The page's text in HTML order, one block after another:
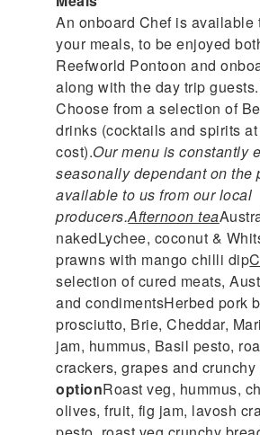
An onboard Chef is available
your meals, to be enjoyed
Reefworld Pontoon and
along with the day trip guests.
Choose from a selection of
drinks (cocktails and spirits
cost).Our menu is constantly
seasonally dependant on the
available to us from our local
producers.Afternoon tea
nakedLychee, coconut &
prawns with mango chilli dip
selection of cured meats,
and condimentsHerbed pork
prosciutto, Brie, Cheddar,
jam, hummus, Basil pesto,
crackers, grapes and
optionRoast veg, hummus,
olives, fruit, fig jam, lavosh